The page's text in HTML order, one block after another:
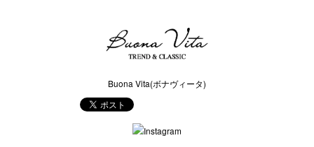
Buona Vita(ボナヴィータ)